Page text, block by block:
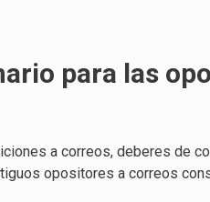
para las
a correos, deberes de
opositores a correos